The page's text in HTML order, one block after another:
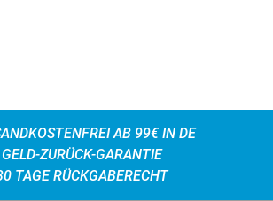
AB 99€ IN DE
GELD-ZURÜCK-GARANTIE
TAGE RÜCKGABERECHT